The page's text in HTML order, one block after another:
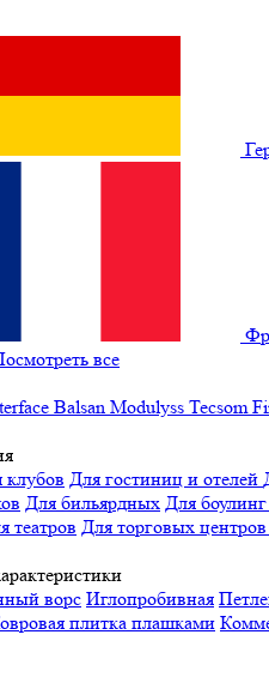
все
Balsan Modulyss Tecsom
клубов Для гостиниц и отелей
Для бильярдных Для
театров Для торговых центров
ворс Иглопробивная
плитка плашками